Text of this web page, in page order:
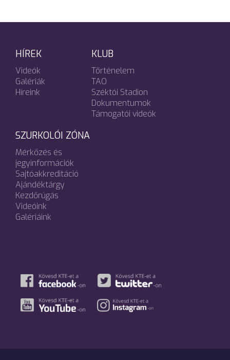
HÍREK
Videók
Galériák
Híreink
KLUB
Történelem
TAO
Széktói Stadion
Dokumentumok
Támogatói videók
SZURKOLÓI ZÓNA
Mérkőzés és
jegyinformációk
Sajtóakkreditáció
Ajándéktárgy
Kezdőrúgás
Videóink
Galériáink